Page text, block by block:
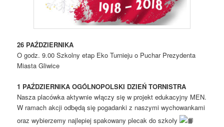
26 PAŹDZIERNIKA
O godz. 9.00 Szkolny etap Eko Turnieju o Puchar Prezydenta
Miasta Gliwice
1 PAŹDZIERNIKA OGÓLNOPOLSKI DZIEŃ TORNISTRA
Nasza placówka aktywnie włączy się w projekt edukacyjny MEN.
W ramach akcji odbędą się pogadanki z naszymi wychowankami
oraz wybierzemy najlepiej spakowany plecak do szkoły